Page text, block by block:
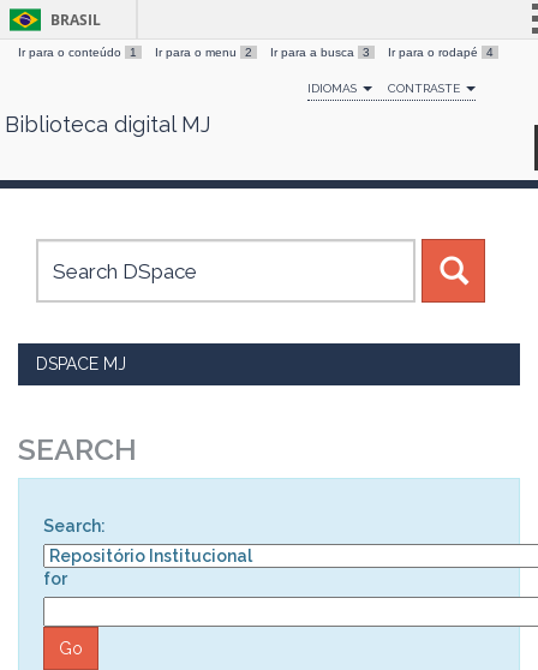
Skip
BRASIL
Simplifique!
Comunica BR
Canais
Ir para o conteúdo 1 Ir para o menu 2 Ir para a busca 3 Ir para o rodapé 4
IDIOMAS CONTRASTE
Biblioteca digital MJ
DSPACE MJ
SEARCH
Search:
for